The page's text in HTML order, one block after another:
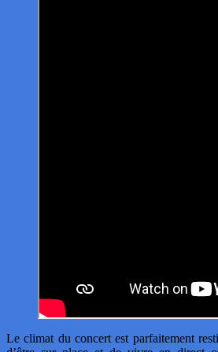
Le climat du concert est parfaitement